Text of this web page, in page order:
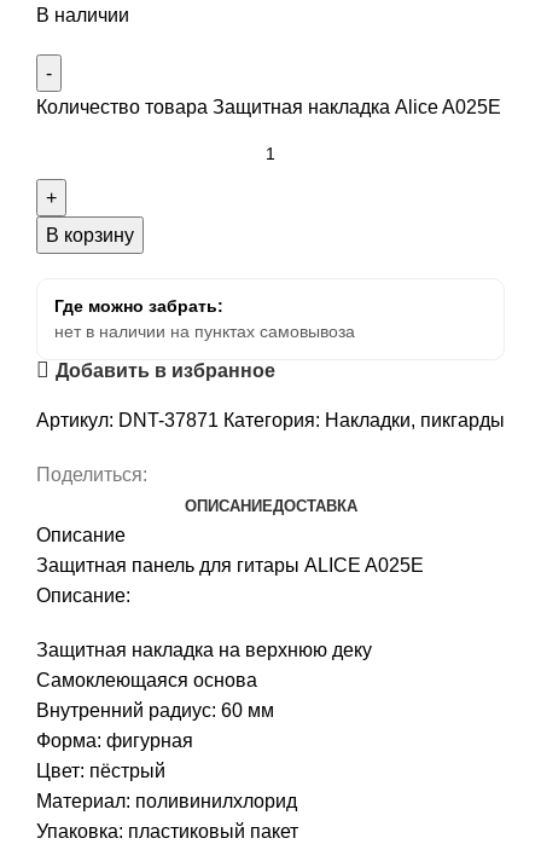
В наличии
Количество товара Защитная накладка Alice A025E
В корзину
Где можно забрать:
нет в наличии на пунктах самовывоза
Добавить в избранное
Артикул: DNT-37871 Категория: Накладки, пикгарды
Поделиться:
ОПИСАНИЕДОСТАВКА
Описание
Защитная панель для гитары ALICE A025E
Описание:
Защитная накладка на верхнюю деку
Самоклеющаяся основа
Внутренний радиус: 60 мм
Форма: фигурная
Цвет: пёстрый
Материал: поливинилхлорид
Упаковка: пластиковый пакет